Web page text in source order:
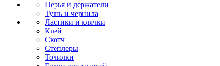
Перья и держатели
Тушь и чернила
Ластики и клячки
Клей
Скотч
Степлеры
Точилки